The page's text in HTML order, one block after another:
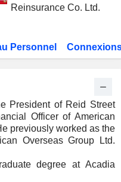
Reinsurance Co. Ltd.
Personnel
President of Reid Street
Officer of American
previously worked as the
Overseas Group Ltd.
degree at Acadia